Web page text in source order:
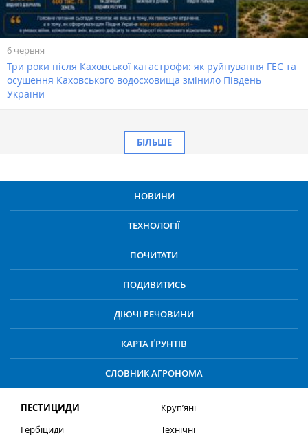
6 червня
Три роки після Каховської катастрофи: як руйнування ГЕС та
осушення Каховського водосховища змінило Південь
України
БІЛЬШЕ
НОВИНИ
ТЕХНОЛОГІЇ
ПОЧИТАТИ
ПОДИВИТИСЬ
ДІЮЧІ РЕЧОВИНИ
КАРТА ҐРУНТІВ
СЛОВНИК АГРОНОМА
ПЕСТИЦИДИ
Гербіциди
Круп’яні
Технічні